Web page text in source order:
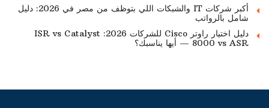
أكبر شركات IT والشبكات اللي بتوظف من مصر في 2026: دليل
شامل بالرواتب
دليل اختيار راوتر Cisco للشركات 2026: ISR vs Catalyst
8000 vs ASR — أيها يناسبك؟